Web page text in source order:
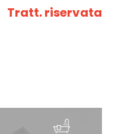
Tratt. riservata